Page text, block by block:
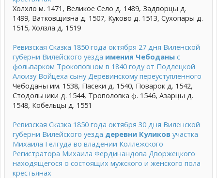
Холхло м. 1471, Великое Село д. 1489, Задворцы д.
1499, Ватковщизна д. 1507, Куково д. 1513, Сухопары д.
1515, Холзла д. 1519
Ревизская Сказка 1850 года октября 27 дня Виленской
губерни Вилейского уезда имения Чебоданы с
фольварком Трокоповном в 1840 году от Подлецкой
Алоизу Войцеха сыну Деревинскому переуступленного
Чебоданы им. 1538, Пасеки д. 1540, Поварок д. 1542,
Стодольники д. 1544, Трополовка ф. 1546, Азарцы д.
1548, Кобельцы д. 1551
Ревизская Сказка 1850 года октября 30 дня Виленской
губерни Вилейского уезда деревни Куликов участка
Михаила Гелгуда во владении Коллежского
Регистратора Михаила Фердинандова Дворжецкого
находящегося о состоящих мужского и женского пола
крестьянах